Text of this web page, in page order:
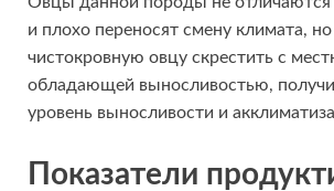
и плохо переносят смену климата, но
чистокровную овцу скрестить с
обладающей выносливостью,
уровень выносливости и
Показатели